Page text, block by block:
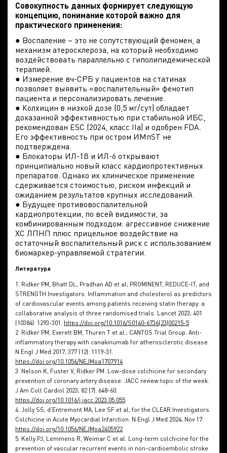
Совокупность данных формирует следующую
концепцию, понимание которой важно для
практического применения:
● Воспаление – это не сопутствующий феномен, а
механизм атеросклероза, на который необходимо
воздействовать параллельно с гиполипидемической
терапией.
● Измерение вч-СРБ у пациентов на статинах
позволяет выявить «воспалительный» фенотип
пациента и персонализировать лечение.
● Колхицин в низкой дозе (0,5 мг/сут) обладает
доказанной эффективностью при стабильной ИБС,
рекомендован ESC (2024, класс IIa) и одобрен FDA.
Его эффективность при остром ИМпST не
подтверждена.
● Блокаторы ИЛ-1β и ИЛ-6 открывают
принципиально новый класс кардиопротективных
препаратов. Однако их клиническое применение
сдерживается стоимостью, риском инфекций и
ожиданием результатов крупных исследований.
● Будущее противовоспалительной
кардиопротекции, по всей видимости, за
комбинированным подходом: агрессивное снижение
ХС ЛПНП плюс прицельное воздействие на
остаточный воспалительный риск с использованием
биомаркер-управляемой стратегии.
Литература
1. Ridker PM, Bhatt DL, Pradhan AD et al; PROMINENT, REDUCE-IT, and
STRENGTH Investigators. Inflammation and cholesterol as predictors
of cardiovascular events among patients receiving statin therapy: a
collaborative analysis of three randomised trials. Lancet 2023; 401
(10384): 1293-301. https://doi.org/10.1016/S0140-6736(23)00215-5
2. Ridker PM, Everett BM, Thuren T et al.; CANTOS Trial Group. Anti-
inflammatory therapy with canakinumab for atherosclerotic disease.
N Engl J Med 2017; 377 (12): 1119-31.
https://doi.org/10.1056/NEJMoa1707914
3. Nelson K, Fuster V, Ridker PM. Low-dose colchicine for secondary
prevention of coronary artery disease: JACC review topic of the week.
J Am Coll Cardiol 2023; 82 (7): 648-60.
https://doi.org/10.1016/j.jacc.2023.05.055
4. Jolly SS, d’Entremont MA, Lee SF et al, for the CLEAR Investigators.
Colchicine in Acute Myocardial Infarction. N Engl J Med 2024; Nov 17.
https://doi.org/10.1056/NEJMoa2405922
5. Kelly PJ, Lemmens R, Weimar C et al. Long-term colchicine for the
prevention of vascular recurrent events in non-cardioembolic stroke